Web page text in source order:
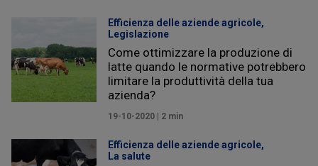
Efficienza delle aziende agricole,
Legislazione
Come ottimizzare la produzione di
latte quando le normative potrebbero
limitare la produttività della tua
azienda?
19-10-2020 | 2 min
Efficienza delle aziende agricole,
La salute